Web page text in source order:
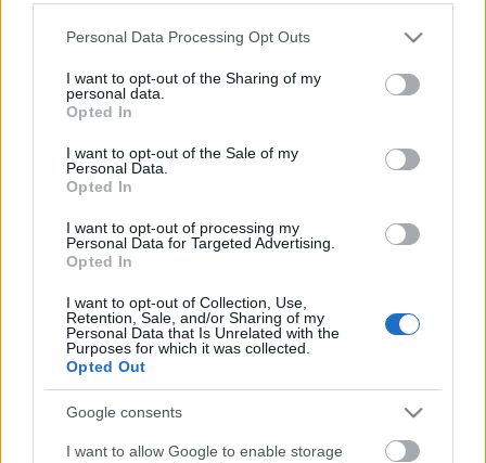
Please note that this website/app uses one or more Google
not limited to your visit or usage behaviour. You may click to
grant or deny consent to Google and its third-party tags to
use your data for below specified purposes in below Google
consent section.
Personal Data Processing Opt Outs
I want to opt-out of the Sharing of my
personal data.
Opted In
I want to opt-out of the Sale of my
Personal Data.
Opted In
I want to opt-out of processing my
Personal Data for Targeted Advertising.
Opted In
I want to opt-out of Collection, Use,
Retention, Sale, and/or Sharing of my
Personal Data that Is Unrelated with the
Purposes for which it was collected.
Opted Out
Google consents
I want to allow Google to enable storage
hogy ha Pl. a megálló/utas/óra -le/fel
adatgyűjtésben van egy 20 perces kiesés,
(mely időtartam alatt az utasok alternatív
választani), akkor kimutathatóan javulnak a
BKV bizonyos statisztikái.
A valós heringesdoboz, kényelmes utazást
statisztikailag. Ugye rosszindulatú vagyok?
Üdvözlettel: Vadler Gábor